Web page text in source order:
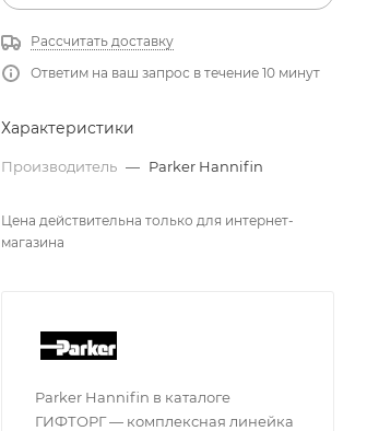
Рассчитать доставку
Ответим на ваш запрос в течение 10 минут
Характеристики
Производитель — Parker Hannifin
Цена действительна только для интернет-
магазина
Parker Hannifin в каталоге
ГИФТОРГ — комплексная линейка